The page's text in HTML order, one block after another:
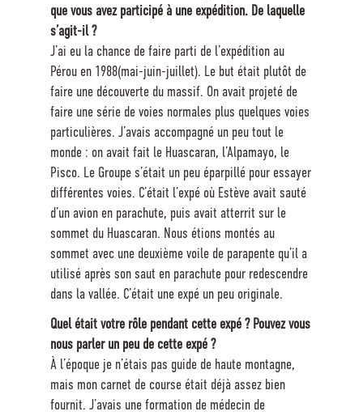
que vous avez participé à une expédition. De laquelle
s’agit-il ?
J’ai eu la chance de faire parti de l’expédition au
Pérou en 1988(mai-juin-juillet). Le but était plutôt de
faire une découverte du massif. On avait projeté de
faire une série de voies normales plus quelques voies
particulières. J’avais accompagné un peu tout le
monde : on avait fait le Huascaran, l’Alpamayo, le
Pisco. Le Groupe s’était un peu éparpillé pour essayer
différentes voies. C’était l’expé où Estève avait sauté
d’un avion en parachute, puis avait atterrit sur le
sommet du Huascaran. Nous étions montés au
sommet avec une deuxième voile de parapente qu’il a
utilisé après son saut en parachute pour redescendre
dans la vallée. C’était une expé un peu originale.
Quel était votre rôle pendant cette expé ? Pouvez vous
nous parler un peu de cette expé ?
À l’époque je n’étais pas guide de haute montagne,
mais mon carnet de course était déjà assez bien
fournit. J’avais une formation de médecin de